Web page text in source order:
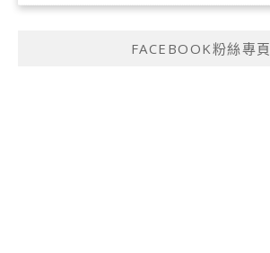
FACEBOOK粉絲專頁